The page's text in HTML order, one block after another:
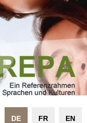
EN
FR
DE